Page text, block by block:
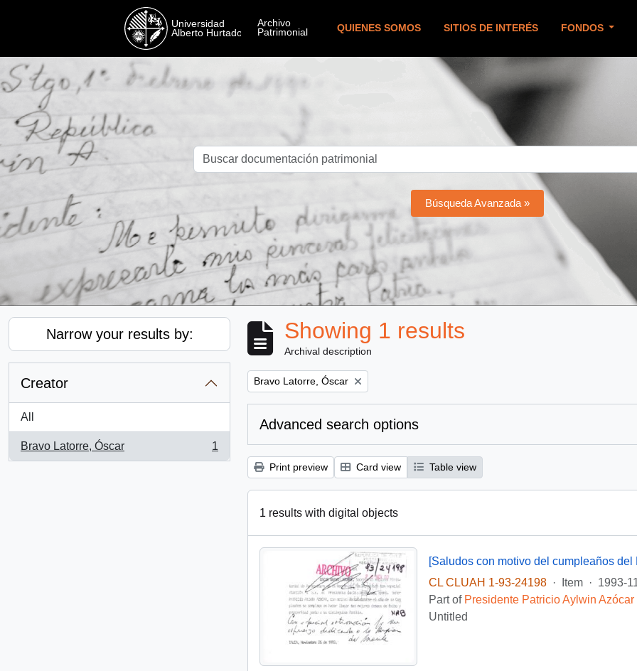
QUIENES SOMOS SITIOS DE INTERÉS FONDOS
Búsqueda Avanzada »
Narrow your results by:
Creator
All
Bravo Latorre, Óscar
, 1 results
1
Showing 1 results
Archival description
Remove filter:
Bravo Latorre, Óscar
Advanced search options
Print preview Card view Table view
1 results with digital objects
[Saludos con motivo del cumpleaños del
CL CLUAH 1-93-24198
· Item · 1993-
Part of Presidente Patricio Aylwin
Untitled